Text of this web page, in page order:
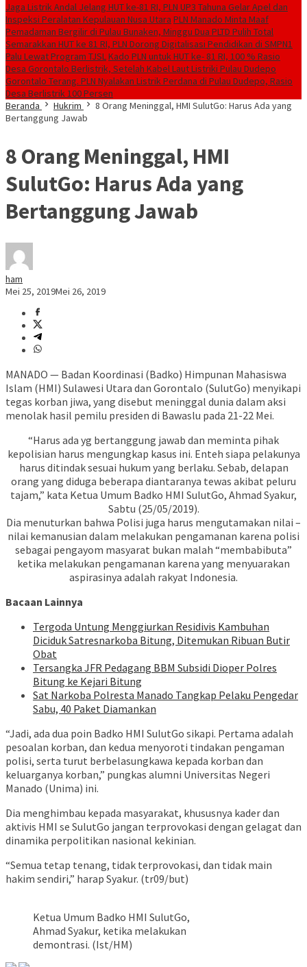
Jaga Listrik Andal Jelang HUT ke-81 RI, PLN UP3 Tahuna Gelar Apel dan
Inspeksi Peralatan Kepulauan Nusa Utara PLN Manado Minta Maaf
Pemadaman Bergilir di Pulau Bunaken, Minggu Dua PLTD Pulih Total
Semarakkan HUT ke 81 RI, PLN Dorong Digitalisasi Pendidikan di SMPN1
Palu Lewat Program TJSLKado PLN untuk HUT ke- 81 RI, 100 % Rasio
Desa Gorontalo Berlistrik, Setelah Kabel Laut Listriki Pulau Dudepo
Gorontalo Terang. PLN Nyalakan Listrik Perdana di Pulau Dudepo, Rasio
Desa Berlistrik 100 Persen
Beranda
Hukrim
8 Orang Meninggal, HMI SulutGo: Harus Ada yang
Bertanggung Jawab
8 Orang Meninggal, HMI
SulutGo: Harus Ada yang
Bertanggung Jawab
ham
Mei 25, 2019Mei 26, 2019
MANADO — Badan Koordinasi (Badko) Himpunan Mahasiswa
Islam (HMI) Sulawesi Utara dan Gorontalo (SulutGo) menyikapi
tegas korban jiwa, yang disebut meninggal dunia dalam aksi
menolak hasil pemilu presiden di Bawaslu pada 21-22 Mei.
“Harus ada yg bertanggung jawab dan meminta pihak
kepolisian harus mengungkap kasus ini. Enteh siapa pelakunya
harus ditindak sesuai hukum yang berlaku. Sebab, delapan
orang yang diduga beberapa diantaranya tewas akibat peluru
tajam,” kata Ketua Umum Badko HMI SulutGo, Ahmad Syakur,
Sabtu (25/05/2019).
Dia menuturkan bahwa Polisi juga harus mengutamakan nilai –
nilai kemanusian dalam melakukan pengamanan karena polisi
sebagai pengayom masyarat bukan malah “membabibuta”
ketika melakukan pengamanan karena yang menyuarakan
aspirasinya adalah rakyat Indonesia.
Bacaan Lainnya
Tergoda Untung Menggiurkan Residivis Kambuhan
Diciduk Satresnarkoba Bitung, Ditemukan Ribuan Butir
Obat
Tersangka JFR Pedagang BBM Subsidi Dioper Polres
Bitung ke Kejari Bitung
Sat Narkoba Polresta Manado Tangkap Pelaku Pengedar
Sabu, 40 Paket Diamankan
“Jadi, ada dua poin Badko HMI SulutGo sikapi. Pertama adalah
pesoalan korban, dan kedua menyoroti tindakan pengaman
polisi, serta turut berbelasungkawa kepada korban dan
keluarganya korban,” pungkas alumni Universitas Negeri
Manado (Unima) ini.
Dia menghimbau kepada masyarakat, khususnya kader dan
aktivis HMI se SulutGo jangan terprovokasi dengan gelagat dan
dinamika perpolitikan nasional kekinian.
“Semua tetap tenang, tidak terprovokasi, dan tidak main
hakim sendiri,” harap Syakur. (tr09/but)
Ketua Umum Badko HMI SulutGo,
Ahmad Syakur, ketika melakukan
demontrasi. (Ist/HM)